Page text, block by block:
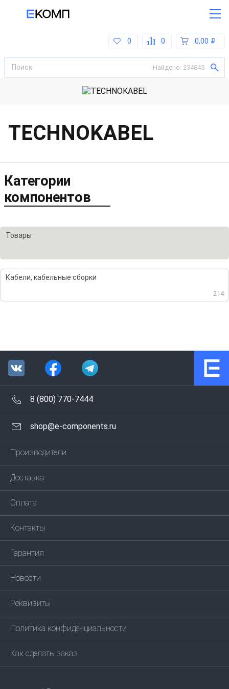
0,00
0
0
Найдено: 234845
TECHNOKABEL
Категории
компонентов
Товары
Кабели, кабельные сборки
214
8 (800) 770-7444
shop@e-components.ru
Производители
Доставка
Оплата
Контакты
Гарантия
Новости
Реквизиты
Политика конфиденциальности
Как сделать заказ